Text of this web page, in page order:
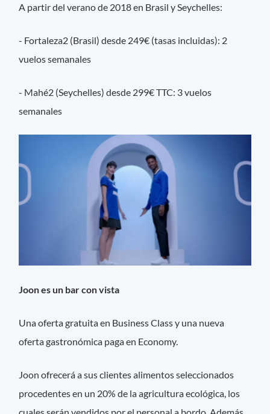
A partir del verano de 2018 en Brasil y Seychelles:
- Fortaleza2 (Brasil) desde 249€ (tasas incluidas): 2
vuelos semanales
- Mahé2 (Seychelles) desde 299€ TTC: 3 vuelos
semanales
Joon es un bar con vista
Una oferta gratuita en Business Class y una nueva
oferta gastronómica paga en Economy.
Joon ofrecerá a sus clientes alimentos seleccionados
procedentes en un 20% de la agricultura ecológica, los